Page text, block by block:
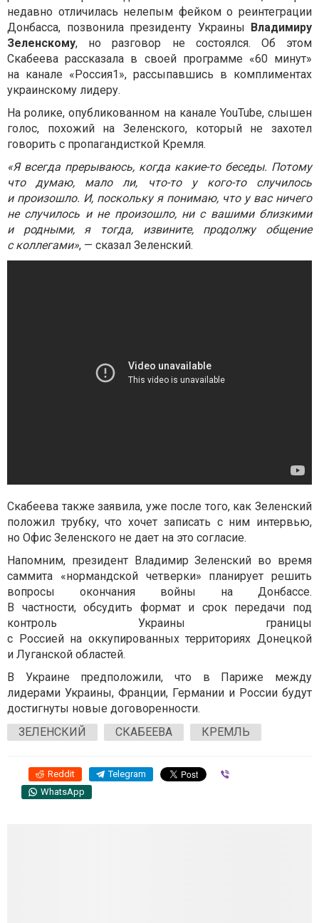
недавно отличилась нелепым фейком о реинтеграции
Донбасса, позвонила президенту Украины Владимиру
Зеленскому, но разговор не состоялся. Об этом
Скабеева рассказала в своей программе «60 минут»
на канале «Россия1», рассыпавшись в комплиментах
украинскому лидеру.
На ролике, опубликованном на канале YouTube, слышен
голос, похожий на Зеленского, который не захотел
говорить с пропагандисткой Кремля.
«Я всегда прерываюсь, когда какие-то беседы. Потому
что думаю, мало ли, что-то у кого-то случилось
и произошло. И, поскольку я понимаю, что у вас ничего
не случилось и не произошло, ни с вашими близкими
и родными, я тогда, извините, продолжу общение
с коллегами», — сказал Зеленский.
Скабеева также заявила, уже после того, как Зеленский
положил трубку, что хочет записать с ним интервью,
но Офис Зеленского не дает на это согласие.
Напомним, президент Владимир Зеленский во время
саммита «нормандской четверки» планирует решить
вопросы окончания войны на Донбассе.
В частности, обсудить формат и срок передачи под
контроль Украины границы
с Россией на оккупированных территориях Донецкой
и Луганской областей.
В Украине предположили, что в Париже между
лидерами Украины, Франции, Германии и России будут
достигнуты новые договоренности.
ЗЕЛЕНСКИЙ
СКАБЕЕВА КРЕМЛЬ
Reddit Telegram
WhatsApp